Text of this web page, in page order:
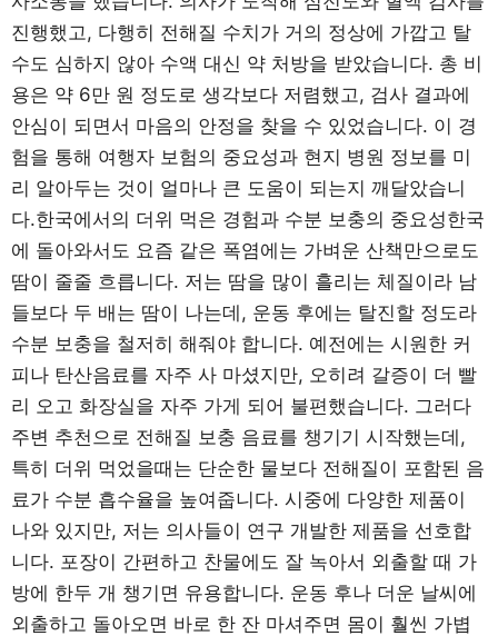
진행했고, 다행히 전해질 수치가 거의 정상에 가깝고 탈
수도 심하지 않아 수액 대신 약 처방을 받았습니다. 총 비
용은 약 6만 원 정도로 생각보다 저렴했고, 검사 결과에
안심이 되면서 마음의 안정을 찾을 수 있었습니다. 이 경
험을 통해 여행자 보험의 중요성과 현지 병원 정보를 미
리 알아두는 것이 얼마나 큰 도움이 되는지 깨달았습니
다.한국에서의 더위 먹은 경험과 수분 보충의 중요성한국
에 돌아와서도 요즘 같은 폭염에는 가벼운 산책만으로도
땀이 줄줄 흐릅니다. 저는 땀을 많이 흘리는 체질이라 남
들보다 두 배는 땀이 나는데, 운동 후에는 탈진할 정도라
수분 보충을 철저히 해줘야 합니다. 예전에는 시원한 커
피나 탄산음료를 자주 사 마셨지만, 오히려 갈증이 더 빨
리 오고 화장실을 자주 가게 되어 불편했습니다. 그러다
주변 추천으로 전해질 보충 음료를 챙기기 시작했는데,
특히 더위 먹었을때는 단순한 물보다 전해질이 포함된 음
료가 수분 흡수율을 높여줍니다. 시중에 다양한 제품이
나와 있지만, 저는 의사들이 연구 개발한 제품을 선호합
니다. 포장이 간편하고 찬물에도 잘 녹아서 외출할 때 가
방에 한두 개 챙기면 유용합니다. 운동 후나 더운 날씨에
외출하고 돌아오면 바로 한 잔 마셔주면 몸이 훨씬 가볍